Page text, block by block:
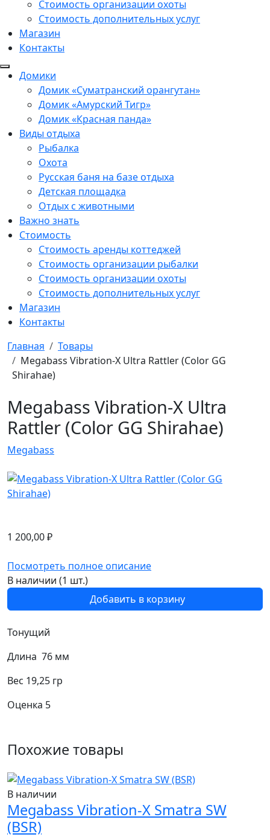
Стоимость организации охоты
Стоимость дополнительных услуг
Магазин
Контакты
Домики
Домик «Суматранский орангутан»
Домик «Амурский Тигр»
Домик «Красная панда»
Виды отдыха
Рыбалка
Охота
Русская баня на базе отдыха
Детская площадка
Отдых с животными
Важно знать
Стоимость
Стоимость аренды коттеджей
Стоимость организации рыбалки
Стоимость организации охоты
Стоимость дополнительных услуг
Магазин
Контакты
Главная
Товары
Megabass Vibration-X Ultra Rattler (Color GG
Shirahae)
Megabass Vibration-X Ultra
Rattler (Color GG Shirahae)
Megabass
1 200,00₽
Посмотреть полное описание
В наличии (1 шт.)
Добавить в корзину
Тонущий
Длина 76 мм
Вес 19,25 гр
Оценка 5
Похожие товары
В наличии
Megabass Vibration-X Smatra SW
(BSR)